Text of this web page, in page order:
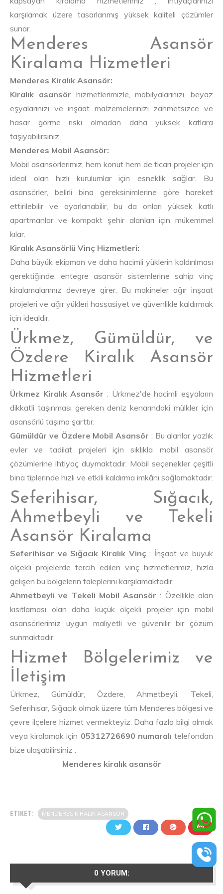
karşılamak üzere tasarlanmış yüksek kaliteli çözümler
sunar.
Menderes Asansör
Kiralama Hizmetleri
Menderes Kiralık Asansör:
Kiralık asansör hizmetlerimizle, mobilyalarınızı, beyaz
eşyalarınızı ve inşaat malzemelerinizi zahmetsizce ve
hasar görme riski olmadan daha yüksek katlara
taşıyabilirsiniz.
Menderes Mobil Asansör:
Mobil asansörlerimiz, hem konut hem de ticari projeler için
ideal olan hızlı kurulumlar için esneklik sağlar. Bu
asansörler, belirli bina gereksinimlerine göre hareket
ettirilebilir ve ayarlanabilir, bu da onları yüksek katlı
apartmanlar ve kompakt şehir alanları için mükemmel
kılar.
Kiralık Asansörlü Vinç Hizmetleri:
Daha büyük ekipman ve daha hacimli yüklerin kaldırılması
gerektiğinde, entegre asansör sistemlerine sahip vinç
kiralamalarımız devreye girer. Bu makineler ağır inşaat
projeleri ve ağır yükleri hassasiyet ve güvenlikle kaldırmak
için idealdir.
Ürkmez, Gümüldür, ve
Özdere Kiralık Asansör
Hizmetleri
Ürkmez Kiralık Asansör : Ürkmez'de hacimli eşyaların
dikkatli taşınması gereken deniz kenarındaki mülkler için
asansörlü taşıma şarttır.
Gümüldür ve Özdere Mobil Asansör : Bu alanlar yazlık
evler ve tadilat projeleri için sıklıkla mobil asansör
çözümlerine ihtiyaç duymaktadır. Mobil seçenekler çeşitli
bina tiplerinde hızlı ve etkili kaldırma imkânı sağlamaktadır.
Seferihisar, Sığacık,
Ahmetbeyli ve Tekeli
Asansör Kiralama
Seferihisar ve Sığacık Kiralık Vinç : İnşaat ve büyük
ölçekli projelerde tercih edilen vinç hizmetlerimiz, hızla
gelişen bu bölgelerin taleplerini karşılamaktadır.
Ahmetbeyli ve Tekeli Mobil Asansör : Özellikle alan
kısıtlaması olan daha küçük ölçekli projeler için mobil
asansörlerimiz uygun maliyetli ve güvenilir bir çözüm
sunmaktadır.
Hizmet Bölgelerimiz ve
İletişim
Ürkmez, Gümüldür, Özdere, Ahmetbeyli, Tekeli,
Seferihisar, Sığacık olmak üzere tüm Menderes bölgesi ve
çevre ilçelere hizmet vermekteyiz. Daha fazla bilgi almak
veya kiralamak için 05312726690 numaralı telefondan
bize ulaşabilirsiniz .
Menderes kiralık asansör
ETIKET: MENDERES KIRALIK ASANSÖR
0 YORUM: